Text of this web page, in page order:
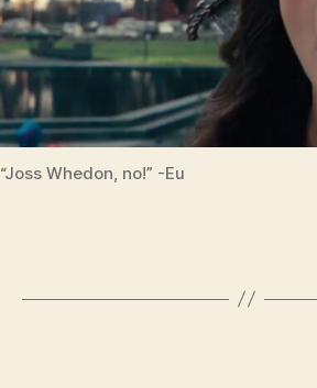
“Joss Whedon, no!” -Eu